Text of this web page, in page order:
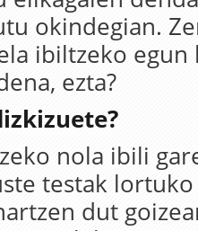
okindegian.
ibiltzeko egun
ezta?
nola ibili
testak
dut